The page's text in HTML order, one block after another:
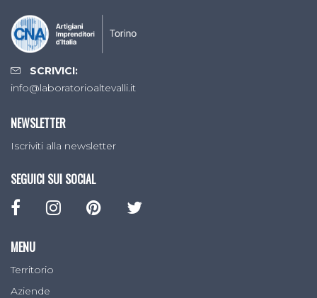
SCRIVICI:
info@laboratorioaltevalli.it
NEWSLETTER
Iscriviti alla newsletter
SEGUICI SUI SOCIAL
MENU
Territorio
Aziende